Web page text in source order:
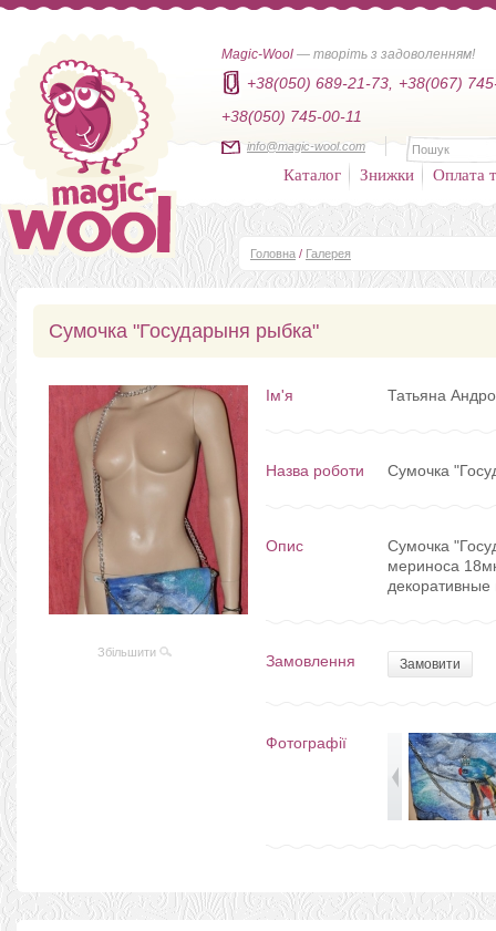
Magic-Wool — творіть з задоволенням!
+38(050) 689-21-73,
+38(067)
+38(050) 745-00-11
info@magic-wool.com
Каталог Знижки Оплата
Головна / Галерея
Сумочка "Государыня рыбка"
Збільшити
Ім'я Татьяна
Назва роботи Сумочка
Опис
Сумочка
мериноса
декоративные
Замовлення Замовити
Фотографії